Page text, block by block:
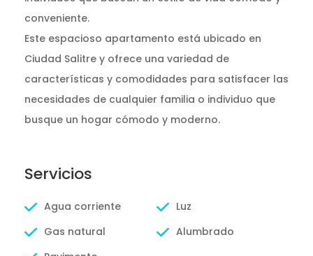
conveniente.
Este espacioso apartamento está ubicado en
Ciudad Salitre y ofrece una variedad de
características y comodidades para satisfacer las
necesidades de cualquier familia o individuo que
busque un hogar cómodo y moderno.
Servicios
Agua corriente
Luz
Gas natural
Alumbrado